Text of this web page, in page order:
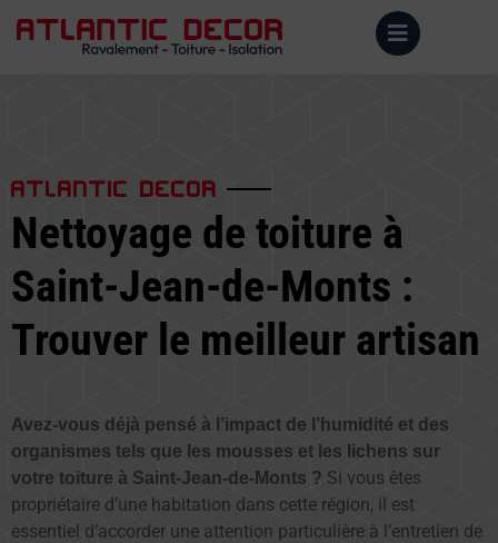
ATLANTIC DECOR
Nettoyage de toiture à
Saint-Jean-de-Monts :
Trouver le meilleur artisan
Avez-vous déjà pensé à l’impact de l’humidité et des
organismes tels que les mousses et les lichens sur
votre toiture à Saint-Jean-de-Monts ? Si vous êtes
propriétaire d’une habitation dans cette région, il est
essentiel d’accorder une attention particulière à l’entretien de